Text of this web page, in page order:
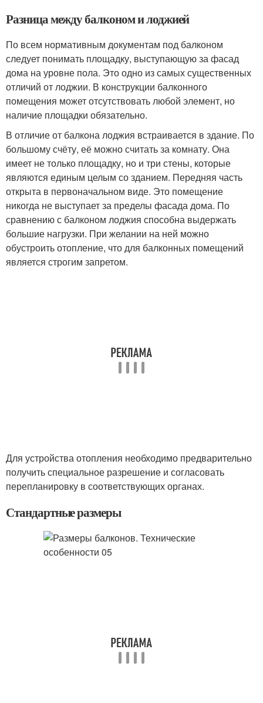
Разница между балконом и лоджией
По всем нормативным документам под балконом
следует понимать площадку, выступающую за фасад
дома на уровне пола. Это одно из самых существенных
отличий от лоджии. В конструкции балконного
помещения может отсутствовать любой элемент, но
наличие площадки обязательно.
В отличие от балкона лоджия встраивается в здание. По
большому счёту, её можно считать за комнату. Она
имеет не только площадку, но и три стены, которые
являются единым целым со зданием. Передняя часть
открыта в первоначальном виде. Это помещение
никогда не выступает за пределы фасада дома. По
сравнению с балконом лоджия способна выдержать
большие нагрузки. При желании на ней можно
обустроить отопление, что для балконных помещений
является строгим запретом.
Для устройства отопления необходимо предварительно
получить специальное разрешение и согласовать
перепланировку в соответствующих органах.
Стандартные размеры